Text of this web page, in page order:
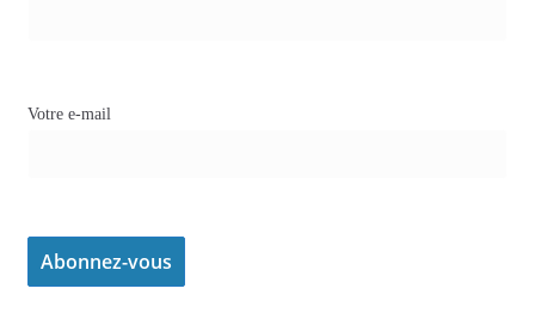
Votre e-mail